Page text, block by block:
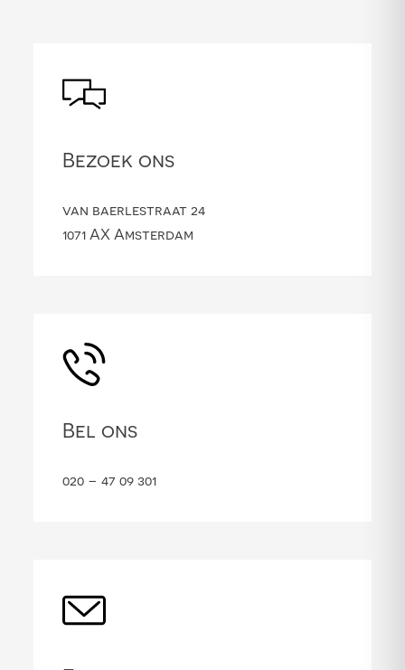
Bezoek ons
van baerlestraat 24
1071 AX Amsterdam
Bel ons
020 – 47 09 301